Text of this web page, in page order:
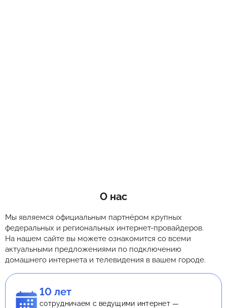
О нас
Мы являемся официальным партнёром крупных
федеральных и региональных интернет-провайдеров.
На нашем сайте вы можете ознакомится со всеми
актуальными предложениями по подключению
домашнего интернета и телевидения в вашем городе.
10 лет
сотрудничаем с ведущими интернет —